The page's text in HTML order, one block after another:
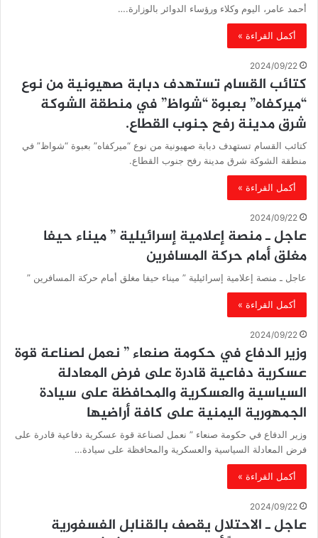
أحمد عامر، اليوم وكلاء ورؤساء الدوائر بالوزارة.…
أكمل القراءة »
2024/09/22
كتائب القسام تستهدف دبابة صهيونية من نوع
“ميركفاه” بعبوة “شواظ” في منطقة الشوكة
شرق مدينة رفح جنوب القطاع.
كتائب القسام تستهدف دبابة صهيونية من نوع “ميركفاه” بعبوة “شواظ” في
منطقة الشوكة شرق مدينة رفح جنوب القطاع.
أكمل القراءة »
2024/09/22
عاجل ـ منصة إعلامية إسرائيلية ” ميناء حيفا
مغلق أمام حركة المسافرين
عاجل ـ منصة إعلامية إسرائيلية ” ميناء حيفا مغلق أمام حركة المسافرين ”
أكمل القراءة »
2024/09/22
وزير الدفاع في حكومة صنعاء ” نعمل لصناعة قوة
عسكرية دفاعية قادرة على فرض المعادلة
السياسية والعسكرية والمحافظة على سيادة
الجمهورية اليمنية على كافة أراضيها
وزير الدفاع في حكومة صنعاء ” نعمل لصناعة قوة عسكرية دفاعية قادرة على
فرض المعادلة السياسية والعسكرية والمحافظة على سيادة…
أكمل القراءة »
2024/09/22
عاجل ـ الاحتلال يقصف بالقنابل الفسفورية